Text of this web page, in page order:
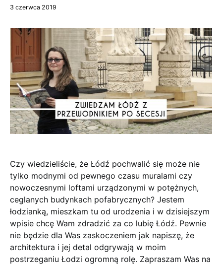
3 czerwca 2019
Czy wiedzieliście, że Łódź pochwalić się może nie
tylko modnymi od pewnego czasu muralami czy
nowoczesnymi loftami urządzonymi w potężnych,
ceglanych budynkach pofabrycznych? Jestem
łodzianką, mieszkam tu od urodzenia i w dzisiejszym
wpisie chcę Wam zdradzić za co lubię Łódź. Pewnie
nie będzie dla Was zaskoczeniem jak napiszę, że
architektura i jej detal odgrywają w moim
postrzeganiu Łodzi ogromną rolę. Zapraszam Was na